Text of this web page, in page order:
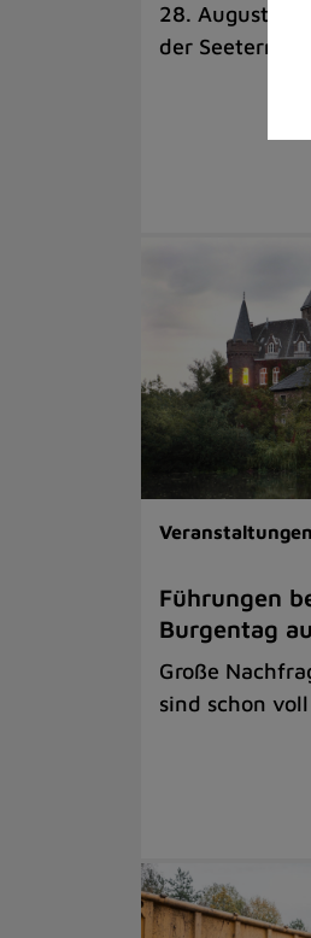
28. August auf
der Seeterrasse
Führungen
Burgentag
Große
sind schon voll